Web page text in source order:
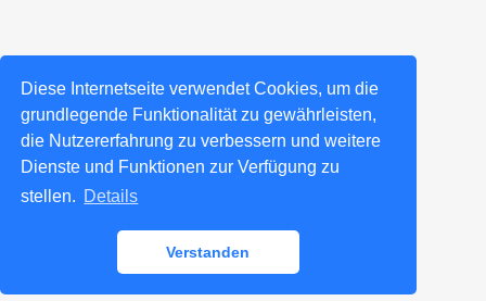
Diese Internetseite verwendet Cookies, um die
grundlegende Funktionalität zu gewährleisten,
die Nutzererfahrung zu verbessern und weitere
Dienste und Funktionen zur Verfügung zu
stellen. Details
Verstanden